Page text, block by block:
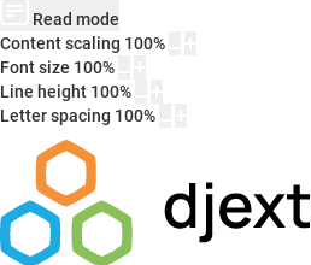
Read mode
Content scaling 100%
Font size 100%
Line height 100%
Letter spacing 100%